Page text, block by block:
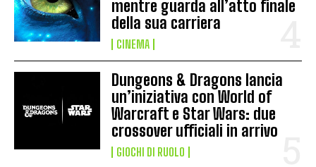
mentre guarda all’atto finale
della sua carriera
CINEMA
Dungeons & Dragons lancia
un’iniziativa con World of
Warcraft e Star Wars: due
crossover ufficiali in arrivo
GIOCHI DI RUOLO